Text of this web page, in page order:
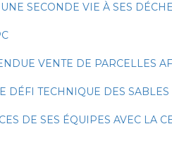
SECONDE VIE À SES
VENTE DE PARCELLES
DÉFI TECHNIQUE DES
DE SES ÉQUIPES AVEC LA